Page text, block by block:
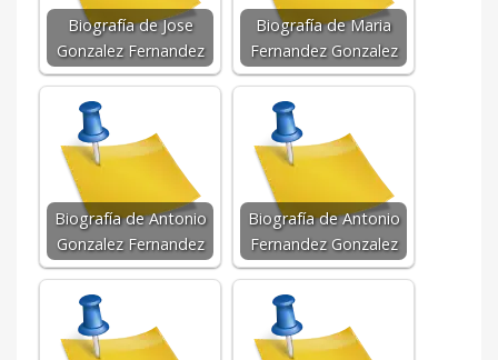
Biografía de Jose
Gonzalez Fernandez
Biografía de Maria
Fernandez Gonzalez
Biografía de Antonio
Gonzalez Fernandez
Biografía de Antonio
Fernandez Gonzalez